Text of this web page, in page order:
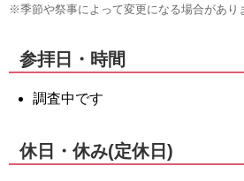
※季節や祭事によって変更になる場合があり
参拝日・時間
調査中です
休日・休み(定休日)